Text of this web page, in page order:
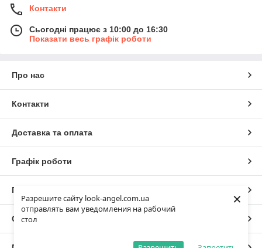
Разрешите сайту look-angel.com.ua
отправлять вам уведомления на рабочий
стол
×
Контакти
Сьогодні працює з 10:00 до 16:30
Показати весь графік роботи
Про нас
Контакти
Доставка та оплата
Графік роботи
Повна версія сайту
Сайт створено на маркетплейсі